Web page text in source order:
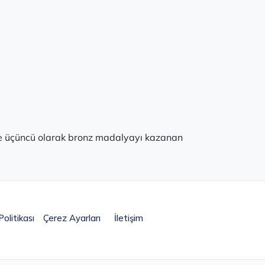
üçüncü olarak bronz madalyayı kazanan
Çerez Ayarları İletişim